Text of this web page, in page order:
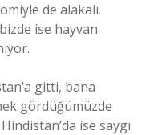
de alakalı.
ise hayvan
gitti, bana
gördüğümüzde
ise saygı